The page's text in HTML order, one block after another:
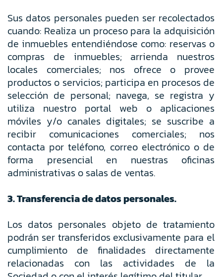
Sus datos personales pueden ser recolectados
cuando: Realiza un proceso para la adquisición
de inmuebles entendiéndose como: reservas o
compras de inmuebles; arrienda nuestros
locales comerciales; nos ofrece o provee
productos o servicios; participa en procesos de
selección de personal; navega, se registra y
utiliza nuestro portal web o aplicaciones
móviles y/o canales digitales; se suscribe a
recibir comunicaciones comerciales; nos
contacta por teléfono, correo electrónico o de
forma presencial en nuestras oficinas
administrativas o salas de ventas.
3. Transferencia de datos personales.
Los datos personales objeto de tratamiento
podrán ser transferidos exclusivamente para el
cumplimiento de finalidades directamente
relacionadas con las actividades de la